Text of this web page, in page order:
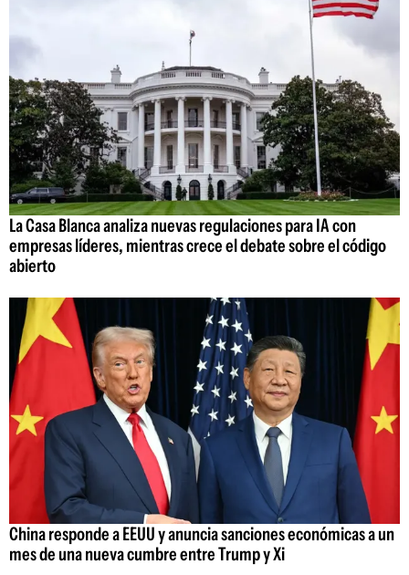
La Casa Blanca analiza nuevas regulaciones para IA con
empresas líderes, mientras crece el debate sobre el código
abierto
China responde a EEUU y anuncia sanciones económicas a un
mes de una nueva cumbre entre Trump y Xi